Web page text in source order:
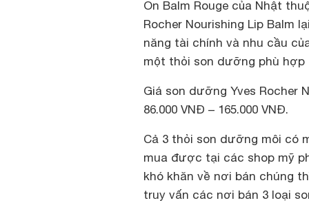
On Balm Rouge của Nhật
Rocher Nourishing Lip Balm
năng tài chính và nhu cầu
một thỏi son dưỡng phù hợp
Giá son dưỡng Yves Rocher
86.000 VNĐ – 165.000 VNĐ.
Cả 3 thỏi son dưỡng môi có
mua được tại các shop mỹ
khó khăn về nơi bán chúng
truy vấn các nơi bán 3 loại